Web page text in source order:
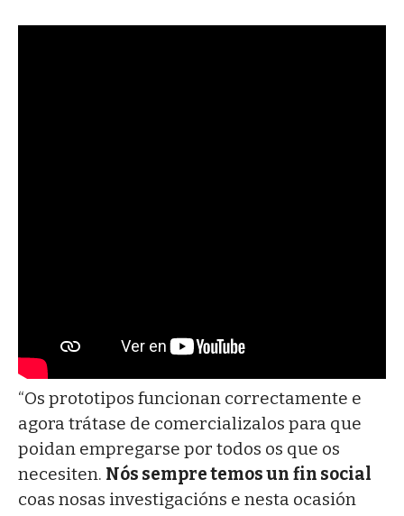
“Os prototipos funcionan correctamente e
agora trátase de comercializalos para que
poidan empregarse por todos os que os
necesiten. Nós sempre temos un fin social
coas nosas investigacións e nesta ocasión